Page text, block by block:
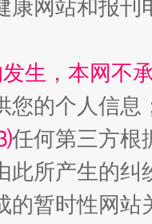
康网站和报
生，本网不
您的个人信息
任何第三方根
此所产生的纠
的暂时性网